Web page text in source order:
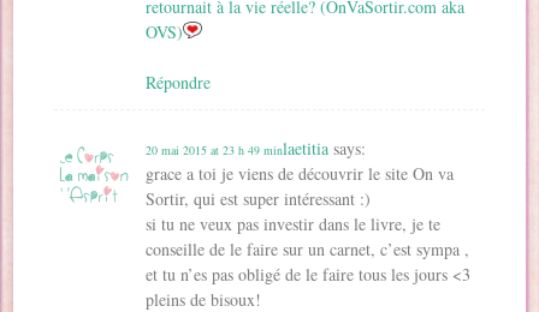
retournait à la vie réelle? (OnVaSortir.com aka
OVS)
Répondre
laetitia says:
20 mai 2015 at 23 h 49 min
grace a toi je viens de découvrir le site On va
Sortir, qui est super intéressant :)
si tu ne veux pas investir dans le livre, je te
conseille de le faire sur un carnet, c’est sympa ,
et tu n’es pas obligé de le faire tous les jours <3
pleins de bisoux!